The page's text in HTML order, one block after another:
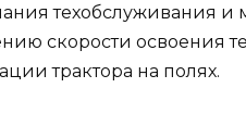
техобслуживания и
скорости освоения
трактора на полях.